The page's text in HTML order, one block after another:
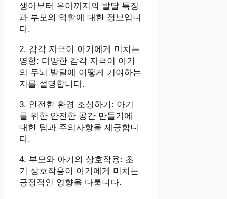
생아부터 유아까지의 발달 특징
과 부모의 역할에 대한 정보입니
다.
2. 감각 자극이 아기에게 미치는
영향: 다양한 감각 자극이 아기
의 두뇌 발달에 어떻게 기여하는
지를 설명합니다.
3. 안전한 환경 조성하기: 아기
를 위한 안전한 공간 만들기에
대한 팁과 주의사항을 제공합니
다.
4. 부모와 아기의 상호작용: 초
기 상호작용이 아기에게 미치는
긍정적인 영향을 다룹니다.